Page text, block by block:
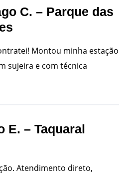
C. – Parque das
Montou minha estação
sujeira e com técnica
E. – Taquaral
Atendimento direto,